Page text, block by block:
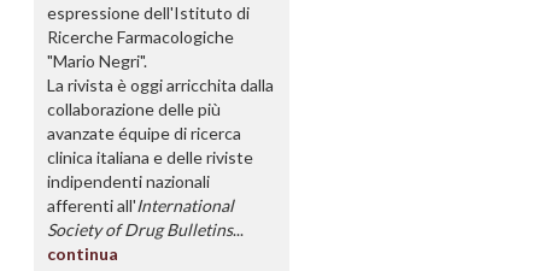
espressione dell'Istituto di
Ricerche Farmacologiche
"Mario Negri".
La rivista è oggi arricchita dalla
collaborazione delle più
avanzate équipe di ricerca
clinica italiana e delle riviste
indipendenti nazionali
afferenti all'International
Society of Drug Bulletins...
continua